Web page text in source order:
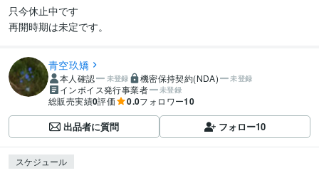
只今休止中です
再開時期は未定です。
青空玖矯
本人確認 未登録 機密保持契約(NDA) 未登録
インボイス発行事業者 未登録
総販売実績0評価 0.0フォロワー10
出品者に質問 フォロー10
スケジュール